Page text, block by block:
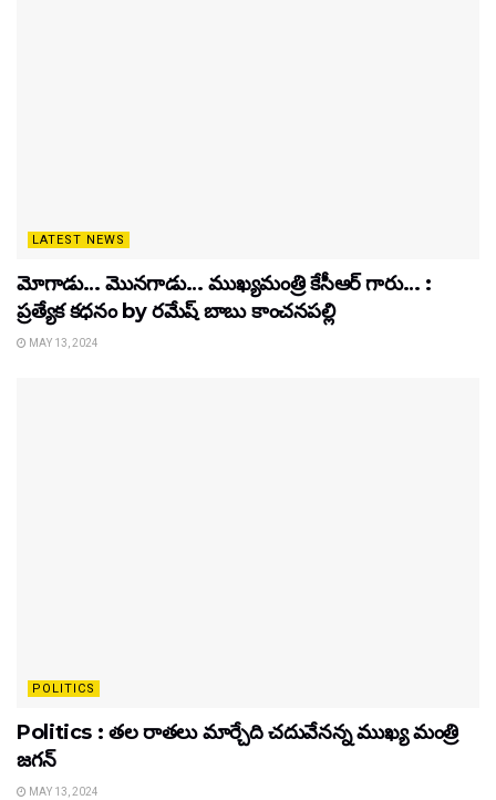
LATEST NEWS
మోగాడు… మొనగాడు… ముఖ్యమంత్రి కేసీఆర్ గారు… :
ప్రత్యేక కధనం by రమేష్ బాబు కాంచనపల్లి
MAY 13, 2024
POLITICS
Politics : తల రాతలు మార్చేది చదువేనన్న ముఖ్య మంత్రి
జగన్
MAY 13, 2024